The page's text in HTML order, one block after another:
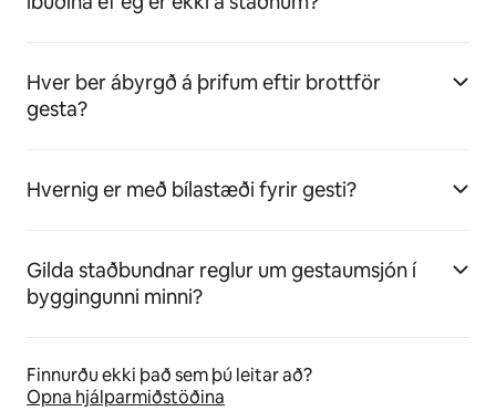
Hver ber ábyrgð á þrifum eftir brottför
gesta?
Hvernig er með bílastæði fyrir gesti?
Gilda staðbundnar reglur um gestaumsjón í
byggingunni minni?
Finnurðu ekki það sem þú leitar að?
Opna hjálparmiðstöðina